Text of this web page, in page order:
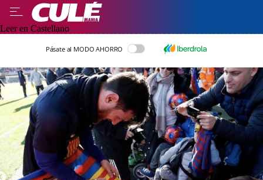
Leer en Castellano
Pásate al MODO AHORRO